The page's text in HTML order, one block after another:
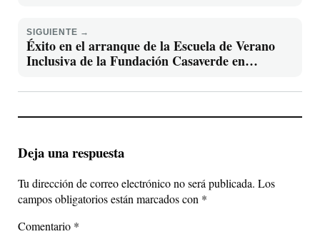
SIGUIENTE →
Éxito en el arranque de la Escuela de Verano
Inclusiva de la Fundación Casaverde en
diversión y la conciliación familiar
Deja una respuesta
Tu dirección de correo electrónico no será publicada. Los
campos obligatorios están marcados con *
Comentario *